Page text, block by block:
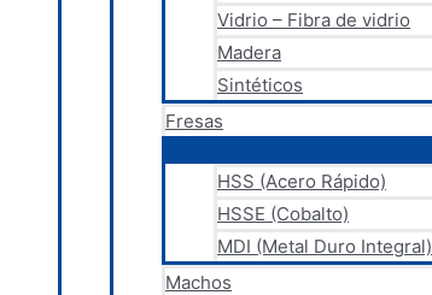
Vidrio – Fibra de vidrio
Madera
Sintéticos
Fresas
HSS (Acero Rápido)
HSSE (Cobalto)
MDI (Metal Duro Integral)
Machos